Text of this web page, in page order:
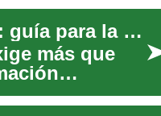
Formación para agentes de bienes raíces: guía para la carrera
más que